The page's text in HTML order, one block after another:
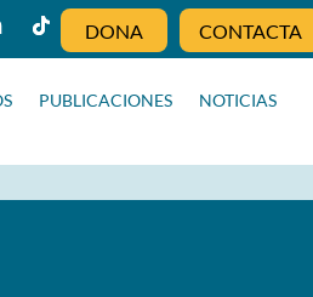
DONA CONTACTA
PUBLICACIONES
NOTICIAS